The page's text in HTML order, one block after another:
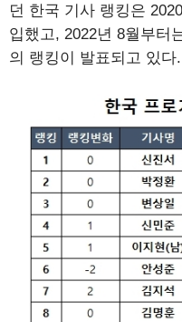
던 한국 기사 랭킹은
입했고, 2022년 8월부터
의 랭킹이 발표되고 있다.